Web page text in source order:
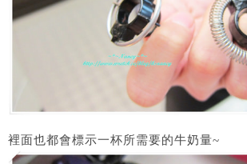
裡面也都會標示一杯所需要的牛奶量~